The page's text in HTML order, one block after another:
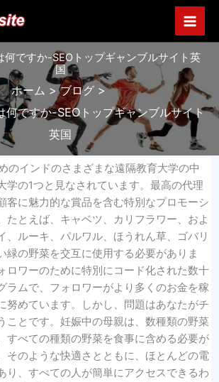
何ですか-SEOトップギャンブルサイト英
国
ホーム
ブログ
何ですか-SEOトップギャンブルサイト
英国
のインドのさまざまな遠隔教育大学の中
学の1つと見なされています。最高の代理
客に魅力的な賞品を含む特別なプロモーシ
たとえば、キャベツ、カリフラワー、およ
、ルーキ、パルワル、ほうれん草、ゴバリ
緑の野菜を交互に使用する必要がありま
ロワーのために特別にコード化された数十
ラムで、フォロワーがより多くのお金を稼
努めています。しかし、問題はあなたがチ
ことです。妊娠中の母親は、数種類の野菜
すべての種類の野菜を食事に含める必要が
そのような快適さとともに、ほとんどの電
り、すべての人が簡単にアクセスできるわ